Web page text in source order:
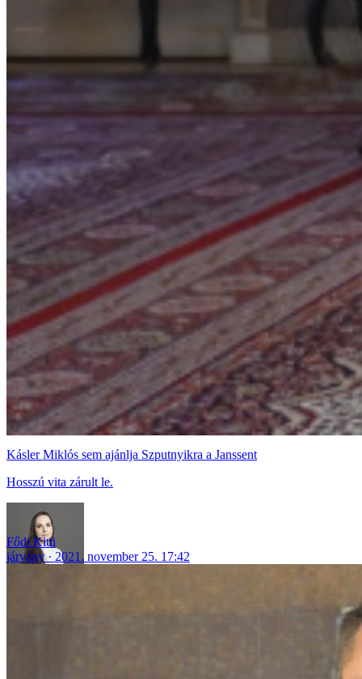
Kásler Miklós sem ajánlja Szputnyikra a Janssent
Hosszú vita zárult le.
Fődi Kitti
járvány
2021. november 25. 17:42